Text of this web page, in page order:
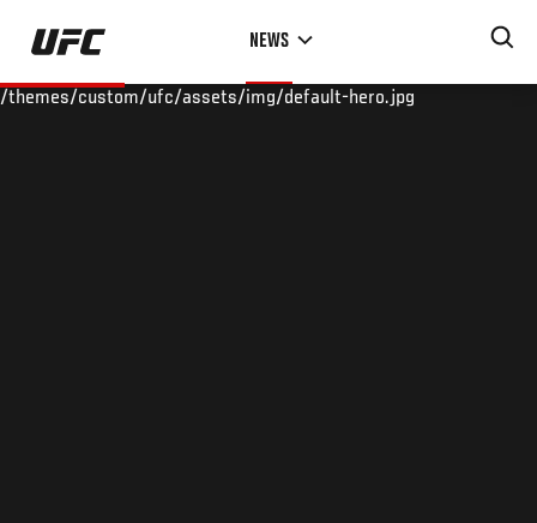
Skip
main
NEWS
/themes/custom/ufc/assets/img/default-hero.jpg